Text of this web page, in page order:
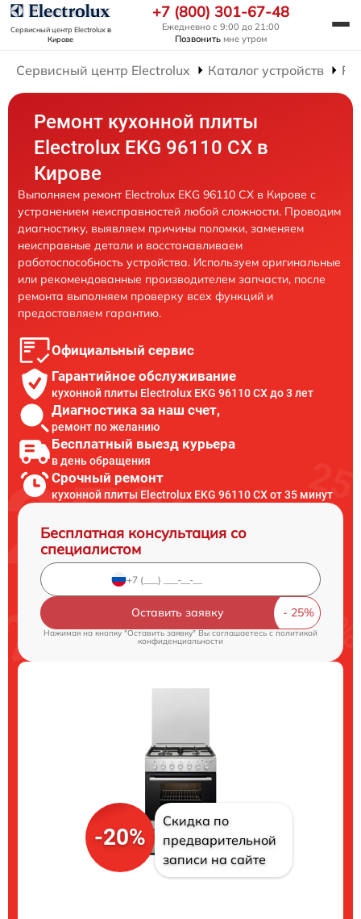
Сервисный центр Electroluxв
Кирове
+7 (800) 301-67-48
Ежедневно с 9:00 до 21:00
Позвонить мне утром
Сервисный центр Electrolux Каталог устройств
Ремонт кухонной плиты
Electrolux EKG 96110 CX в
Кирове
Выполняем ремонт Electrolux EKG 96110 CX в Кирове с
устранением неисправностей любой сложности. Проводим
диагностику, выявляем причины поломки, заменяем
неисправные детали и восстанавливаем
работоспособность устройства. Используем оригинальные
или рекомендованные производителем запчасти, после
ремонта выполняем проверку всех функций и
предоставляем гарантию.
Официальный сервис
Гарантийное обслуживание
кухонной плиты Electrolux EKG 96110 CX до 3 лет
Диагностика за наш счет,
ремонт по желанию
Бесплатный выезд курьера
в день обращения
Срочный ремонт
кухонной плиты Electrolux EKG 96110 CX от 35 минут
Бесплатная консультация со
специалистом
Оставить заявку
Нажимая на кнопку "Оставить заявку" Вы соглашаетесь cполитикой
конфиденциальности
-20%
Скидка по
предварительной
записи на сайте